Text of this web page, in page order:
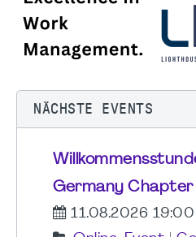
NÄCHSTE EVENTS
Germany
11.08.2026 19:00